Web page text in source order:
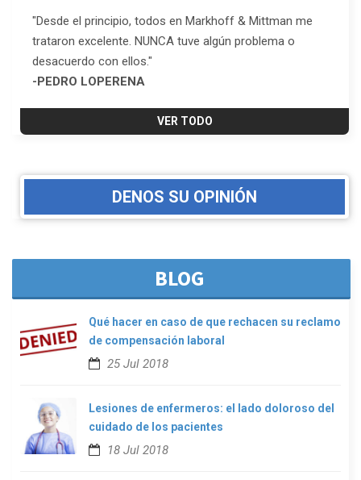
"Desde el principio, todos en Markhoff & Mittman me
trataron excelente. NUNCA tuve algún problema o
desacuerdo con ellos."
-PEDRO LOPERENA
VER TODO
DENOS SU OPINIÓN
BLOG
Qué hacer en caso de que rechacen su reclamo
de compensación laboral
25 Jul 2018
Lesiones de enfermeros: el lado doloroso del
cuidado de los pacientes
18 Jul 2018